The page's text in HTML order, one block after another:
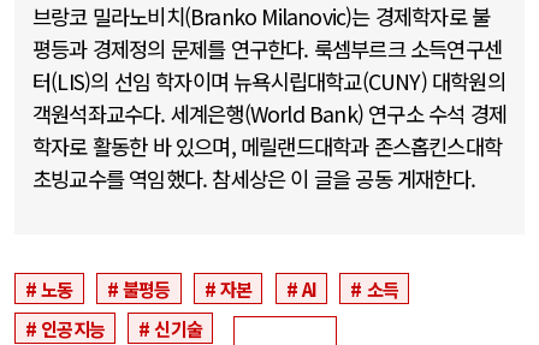
브랑코 밀라노비치(Branko Milanovic)는 경제학자로 불
평등과 경제정의 문제를 연구한다. 룩셈부르크 소득연구센
터(LIS)의 선임 학자이며 뉴욕시립대학교(CUNY) 대학원의
객원석좌교수다. 세계은행(World Bank) 연구소 수석 경제
학자로 활동한 바 있으며, 메릴랜드대학과 존스홉킨스대학
초빙교수를 역임했다. 참세상은 이 글을 공동 게재한다.
노동 불평등 자본 AI
소득
인공지능
신기술